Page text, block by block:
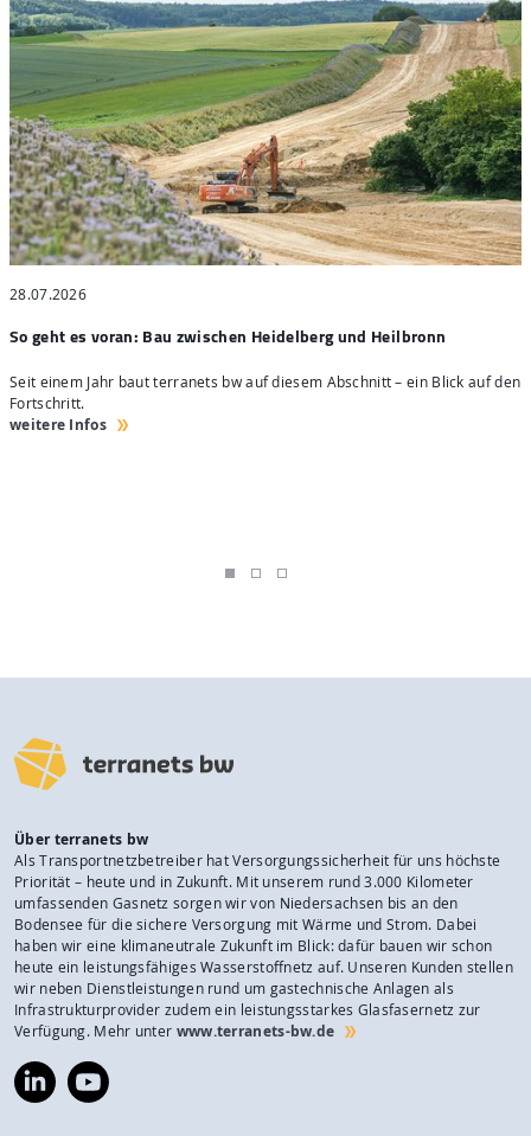
28.07.2026
So geht es voran: Bau zwischen Heidelberg und Heilbronn
Seit einem Jahr baut terranets bw auf diesem Abschnitt – ein Blick auf den
Fortschritt.
weitere Infos
Über terranets bw
Als Transportnetzbetreiber hat Versorgungssicherheit für uns höchste
Priorität – heute und in Zukunft. Mit unserem rund 3.000 Kilometer
umfassenden Gasnetz sorgen wir von Niedersachsen bis an den
Bodensee für die sichere Versorgung mit Wärme und Strom. Dabei
haben wir eine klimaneutrale Zukunft im Blick: dafür bauen wir schon
heute ein leistungsfähiges Wasserstoffnetz auf. Unseren Kunden stellen
wir neben Dienstleistungen rund um gastechnische Anlagen als
Infrastrukturprovider zudem ein leistungsstarkes Glasfasernetz zur
Verfügung. Mehr unter www.terranets-bw.de
https://www.linkedin.com/company/terranets-
bw-
https://www.youtube.com/@terranetsbw